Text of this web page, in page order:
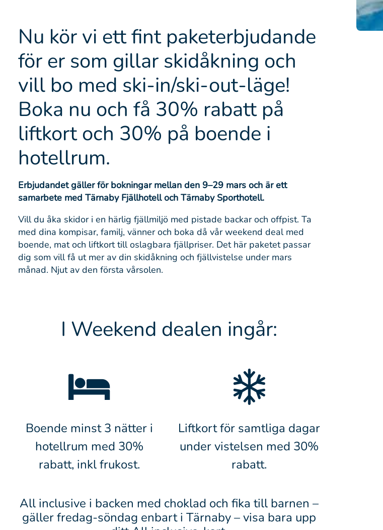
Nu kör vi ett fint paketerbjudande
för er som gillar skidåkning och
vill bo med ski-in/ski-out-läge!
Boka nu och få 30% rabatt på
liftkort och 30% på boende i
hotellrum.
Erbjudandet gäller för bokningar mellan den 9–29 mars och är ett
samarbete med Tärnaby Fjällhotell och Tärnaby Sporthotell.
Vill du åka skidor i en härlig fjällmiljö med pistade backar och offpist. Ta
med dina kompisar, familj, vänner och boka då vår weekend deal med
boende, mat och liftkort till oslagbara fjällpriser. Det här paketet passar
dig som vill få ut mer av din skidåkning och fjällvistelse under mars
månad. Njut av den första vårsolen.
I Weekend dealen ingår:
Boende minst 3 nätter i
hotellrum med 30%
rabatt, inkl frukost.
Liftkort för samtliga dagar
under vistelsen med 30%
rabatt.
All inclusive i backen med choklad och fika till barnen –
gäller fredag-söndag enbart i Tärnaby – visa bara upp